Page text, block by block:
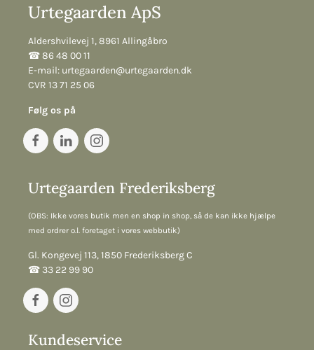
Urtegaarden ApS
Aldershvilevej 1, 8961 Allingåbro
☎︎ 86 48 00 11
E-mail: urtegaarden@urtegaarden.dk
CVR 13 71 25 06
Følg os på
Urtegaarden Frederiksberg
(OBS: Ikke vores butik men en shop in shop, så de kan ikke hjælpe
med ordrer o.l. foretaget i vores webbutik)
Gl. Kongevej 113, 1850 Frederiksberg C
☎︎ 33 22 99 90
Kundeservice